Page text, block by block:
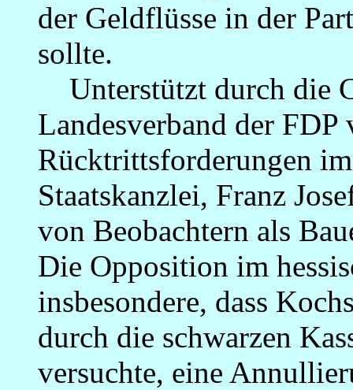
der Geldflüsse in der
sollte.
Unterstützt durch die
Landesverband der
Rücktrittsforderungen
Staatskanzlei, Franz
von Beobachtern als
Die Opposition im
insbesondere, dass
durch die schwarzen
versuchte, eine